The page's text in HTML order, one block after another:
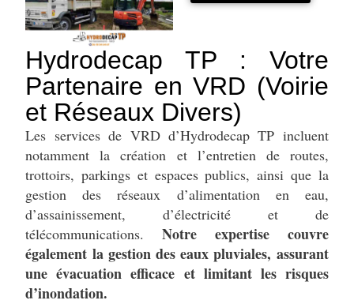
Hydrodecap TP : Votre
Partenaire en VRD (Voirie
et Réseaux Divers)
Les services de VRD d’Hydrodecap TP incluent
notamment la création et l’entretien de routes,
trottoirs, parkings et espaces publics, ainsi que la
gestion des réseaux d’alimentation en eau,
d’assainissement, d’électricité et de
télécommunications.Notre expertise couvre
également la gestion des eaux pluviales, assurant
une évacuation efficace et limitant les risques
d’inondation.